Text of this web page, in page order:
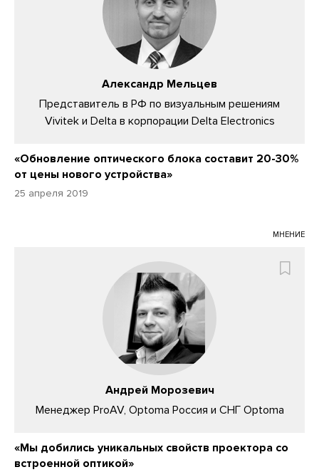
Александр Мельцев
Представитель в РФ по визуальным решениям
Vivitek и Delta в корпорации Delta Electronics
«Обновление оптического блока составит 20-30%
от цены нового устройства»
25 апреля 2019
МНЕНИЕ
Андрей Морозевич
Менеджер ProAV, Optoma Россия и СНГ Optoma
«Мы добились уникальных свойств проектора со
встроенной оптикой»